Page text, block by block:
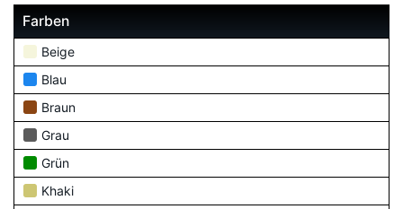
Farben
Beige
Blau
Braun
Grau
Grün
Khaki